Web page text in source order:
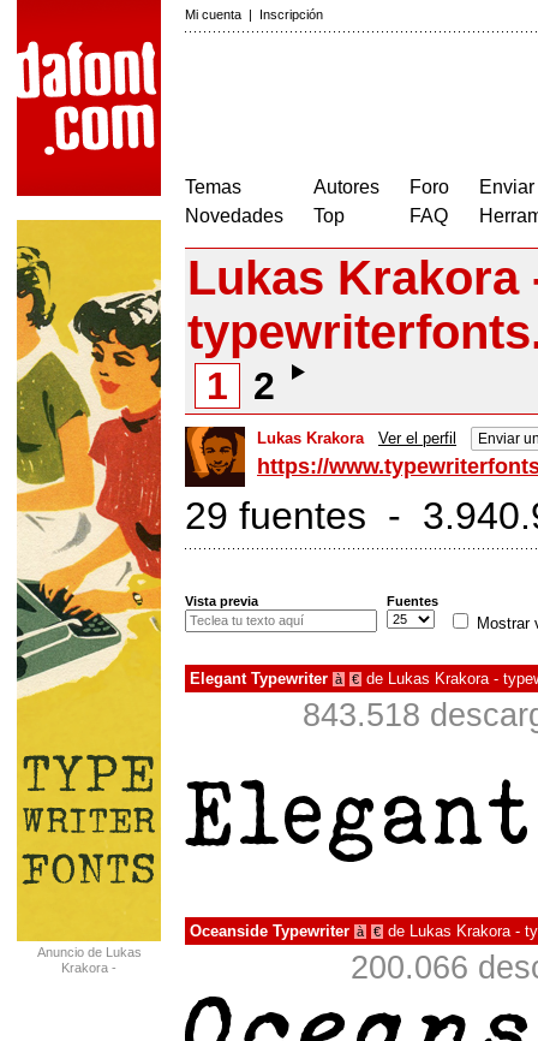
Mi cuenta | Inscripción
Temas
Novedades
Autores
Top
Foro
FAQ
Anuncio de Lukas
Krakora -
Lukas Krakora
1 2
Lukas Krakora Ver el perfil Enviar
https://
29 fuentes -
Vista previa Fuentes
Mostrar
Elegant Typewriter à € de Lukas Krakora -
843.518
Oceanside Typewriter à € de Lukas Krakora -
200.066